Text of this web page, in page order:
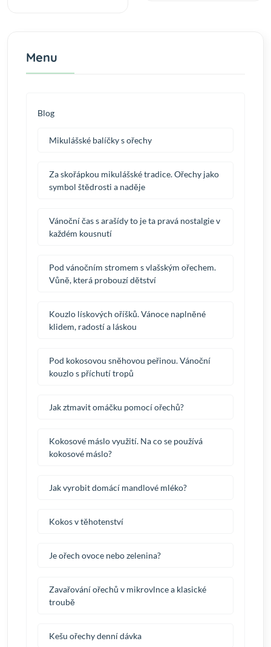
Menu
Blog
Mikulášské balíčky s ořechy
Za skořápkou mikulášské tradice. Ořechy jako
symbol štědrosti a naděje
Vánoční čas s arašídy to je ta pravá nostalgie v
každém kousnutí
Pod vánočním stromem s vlašským ořechem.
Vůně, která probouzí dětství
Kouzlo lískových oříšků. Vánoce naplněné
klidem, radostí a láskou
Pod kokosovou sněhovou peřinou. Vánoční
kouzlo s příchutí tropů
Jak ztmavit omáčku pomocí ořechů?
Kokosové máslo využití. Na co se používá
kokosové máslo?
Jak vyrobit domácí mandlové mléko?
Kokos v těhotenství
Je ořech ovoce nebo zelenina?
Zavařování ořechů v mikrovlnce a klasické
troubě
Kešu ořechy denní dávka